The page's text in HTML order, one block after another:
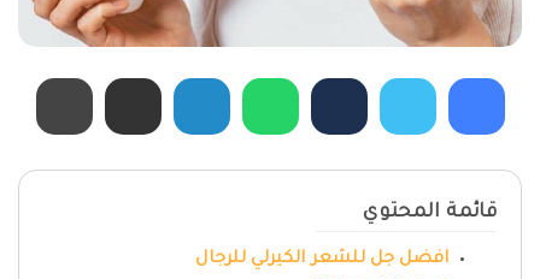
قائمة المحتوي
افضل جل للشعر الكيرلي للرجال